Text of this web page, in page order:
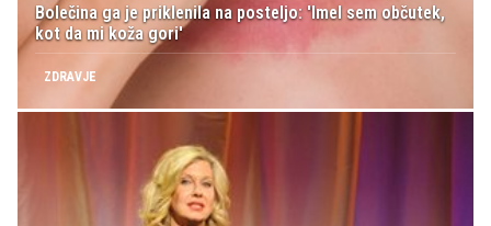
Bolečina ga je priklenila na posteljo: 'Imel sem občutek,
kot da mi koža gori'
ZDRAVJE